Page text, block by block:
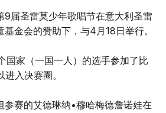
9届圣雷莫少年歌唱节在意大利圣雷
金会的赞助下，与4月18日举行。
国家（一国一人）的选手参加了比
入决赛圈。
参赛的艾德琳纳•穆哈梅德詹诺娃在